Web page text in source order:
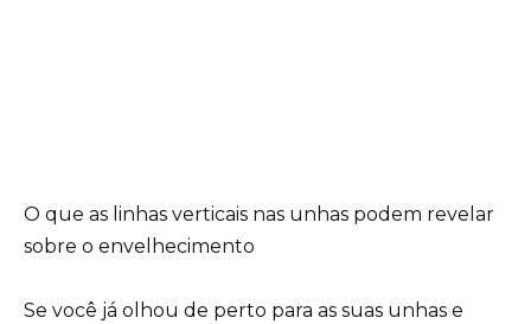
O que as linhas verticais nas unhas podem revelar
sobre o envelhecimento
Se você já olhou de perto para as suas unhas e